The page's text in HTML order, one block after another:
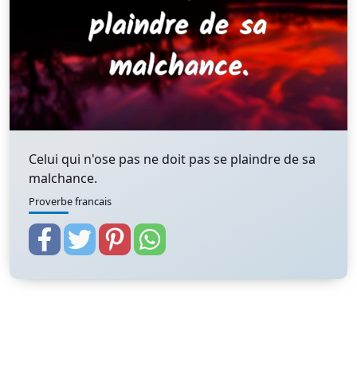
Celui qui n'ose pas ne doit pas se plaindre de sa
malchance.
Proverbe francais